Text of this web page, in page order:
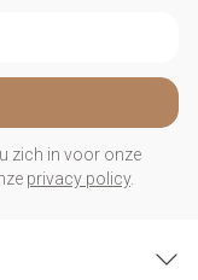
zich in voor onze
privacy policy.